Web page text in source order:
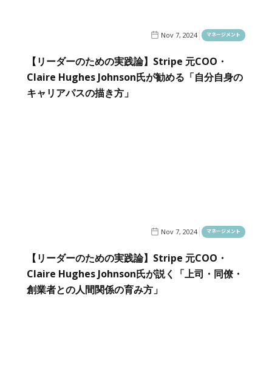
Nov 7, 2024 マネージメント
【リーダーのための実践論】Stripe 元COO・
Claire Hughes Johnson氏が勧める「自分自身の
キャリアパスの描き方」
Nov 7, 2024 マネージメント
【リーダーのための実践論】Stripe 元COO・
Claire Hughes Johnson氏が説く「上司・同僚・
創業者との人間関係の育み方」